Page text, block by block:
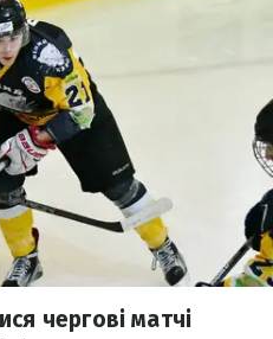
чергові матчі